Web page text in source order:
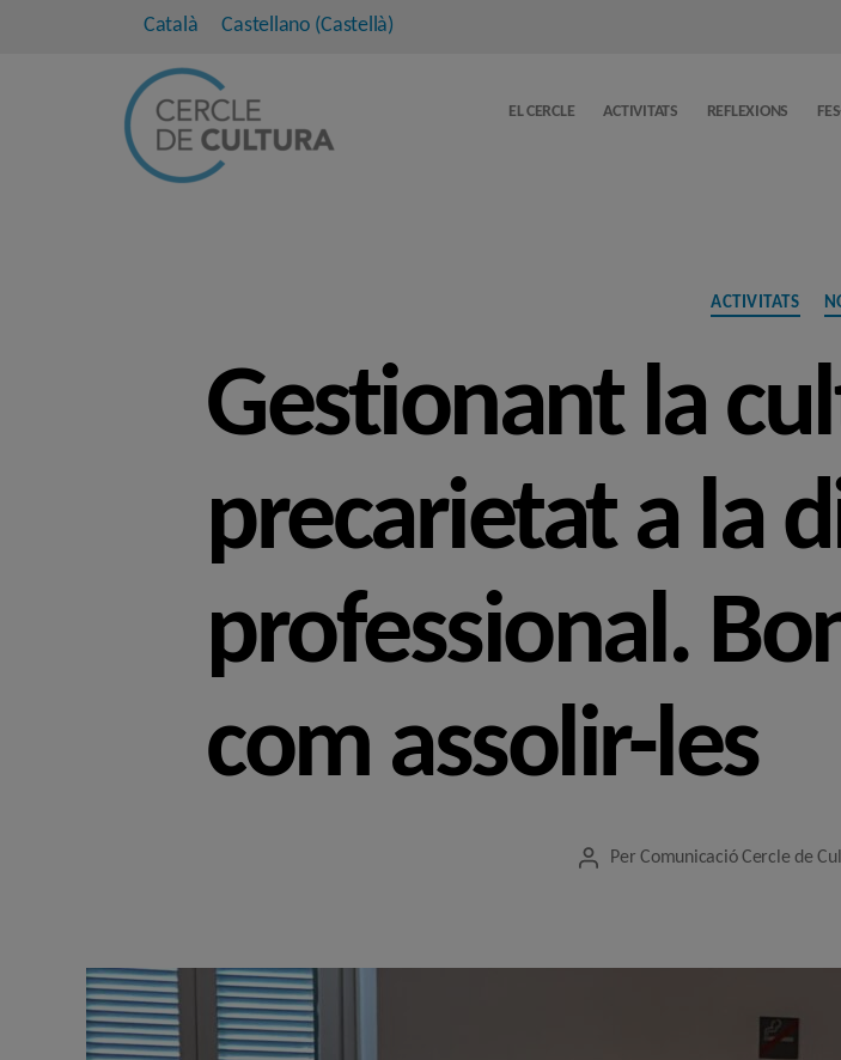
Català Castellano (Castellà)
EL CERCLE ACTIVITATS REFLEXIONS
ACTIVITATS
Gestionant la
precarietat a la
professional.
com assolir-les
Autor
PerComunicació Cercle de